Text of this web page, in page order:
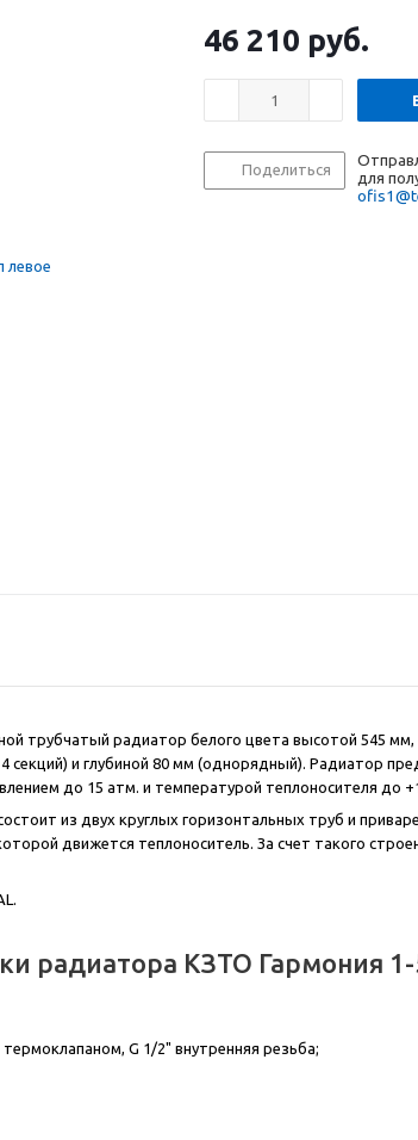
46 210 руб.
Поделиться
для
трубчатый радиатор белого цвета высотой 545
и глубиной 80 мм (однорядный). Радиатор
до 15 атм. и температурой теплоносителя до
из двух круглых горизонтальных труб и
движется теплоноситель. За счет такого
радиатора КЗТО Гармония
G 1/2" внутренняя резьба;